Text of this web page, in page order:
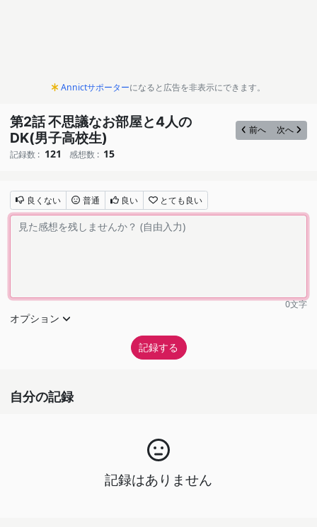
Annictサポーターになると広告を非表示にできます。
第2話 不思議なお部屋と4人の
DK(男子高校生)
前へ 次へ
記録数 : 121 感想数 : 15
良くない 普通 良い とても良い
0文字
オプション
自分の記録
記録はありません